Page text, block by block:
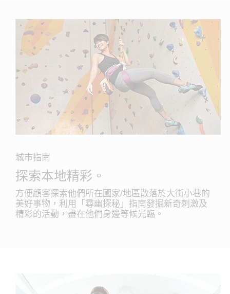
城市指南
探索本地精彩。
方便顧客探索他們所在國家/地區散落於大街小巷的
美好事物，利用「尋幽探秘」指南發掘新奇刺激及
精彩的活動，盡在他們身邊等候光臨。